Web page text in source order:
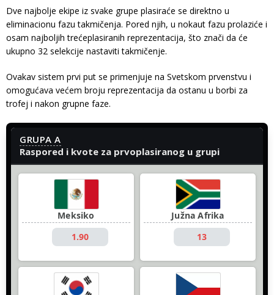
Dve najbolje ekipe iz svake grupe plasiraće se direktno u
eliminacionu fazu takmičenja. Pored njih, u nokaut fazu prolaziće i
osam najboljih trećeplasiranih reprezentacija, što znači da će
ukupno 32 selekcije nastaviti takmičenje.
Ovakav sistem prvi put se primenjuje na Svetskom prvenstvu i
omogućava većem broju reprezentacija da ostanu u borbi za
trofej i nakon grupne faze.
GRUPA A
Raspored i kvote za prvoplasiranog u grupi
Meksiko
1.90
Južna Afrika
13